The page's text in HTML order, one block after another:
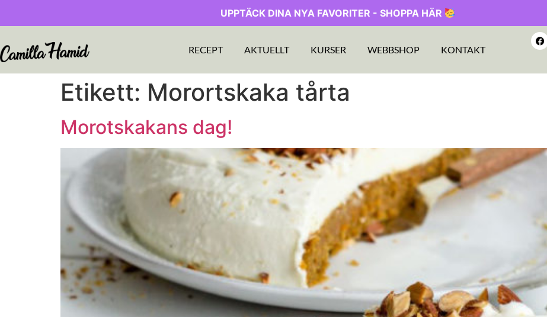
UPPTÄCK DINA NYA FAVORITER - SHOPPA HÄR
RECEPT AKTUELLT KURSER WEBBSHOP KONTAKT
Etikett: Morortskaka tårta
Morotskakans dag!